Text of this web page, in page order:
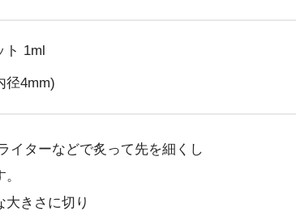
ト 1ml
径4mm)
イターなどで炙って先を細くし
大きさに切り